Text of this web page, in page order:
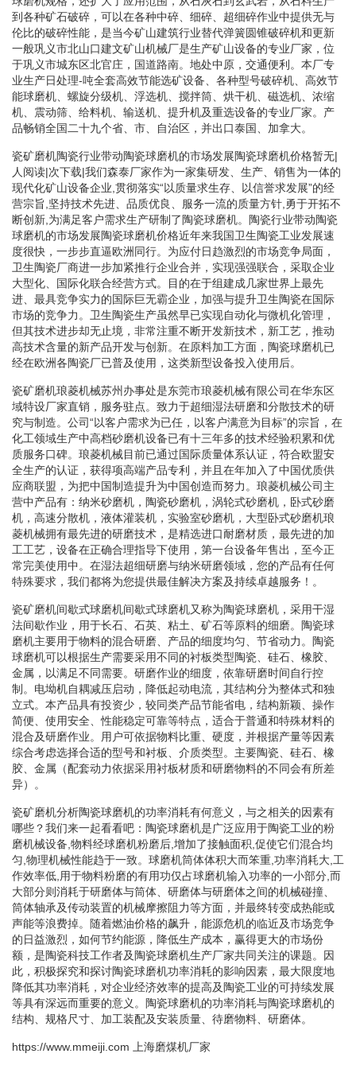
到各种矿石破碎，可以在各种中碎、细碎、超细碎作业中提供无与
伦比的破碎性能，是当今矿山建筑行业替代弹簧圆锥破碎机和更新
一般巩义市北山口建文矿山机械厂是生产矿山设备的专业厂家，位
于巩义市城东区北官庄，国道路南。地处中原，交通便利。本厂专
业生产日处理-吨全套高效节能选矿设备、各种型号破碎机、高效节
能球磨机、螺旋分级机、浮选机、搅拌筒、烘干机、磁选机、浓缩
机、震动筛、给料机、输送机、提升机及重选设备的专业厂家。产
品畅销全国二十九个省、市、自治区，并出口泰国、加拿大。
瓷矿磨机陶瓷行业带动陶瓷球磨机的市场发展陶瓷球磨机价格暂无|
人阅读|次下载|我们森泰厂家作为一家集研发、生产、销售为一体的
现代化矿山设备企业,贯彻落实“以质量求生存、以信誉求发展”的经
营宗旨,坚持技术先进、品质优良、服务一流的质量方针,勇于开拓不
断创新,为满足客户需求生产研制了陶瓷球磨机。陶瓷行业带动陶瓷
球磨机的市场发展陶瓷球磨机价格近年来我国卫生陶瓷工业发展速
度很快，一步步直逼欧洲同行。为应付日趋激烈的市场竞争局面，
卫生陶瓷厂商进一步加紧推行企业合并，实现强强联合，采取企业
大型化、国际化联合经营方式。目的在于组建成几家世界上最先
进、最具竞争实力的国际巨无霸企业，加强与提升卫生陶瓷在国际
市场的竞争力。卫生陶瓷生产虽然早已实现自动化与微机化管理，
但其技术进步却无止境，非常注重不断开发新技术，新工艺，推动
高技术含量的新产品开发与创新。在原料加工方面，陶瓷球磨机已
经在欧洲各陶瓷厂已普及使用，这类新型设备投入使用后。
瓷矿磨机琅菱机械苏州办事处是东莞市琅菱机械有限公司在华东区
域特设厂家直销，服务驻点。致力于超细湿法研磨和分散技术的研
究与制造。公司“以客户需求为已任，以客户满意为目标”的宗旨，在
化工领域生产中高档砂磨机设备已有十三年多的技术经验积累和优
质服务口碑。琅菱机械目前已通过国际质量体系认证，符合欧盟安
全生产的认证，获得项高端产品专利，并且在年加入了中国优质供
应商联盟，为把中国制造提升为中国创造而努力。琅菱机械公司主
营中产品有：纳米砂磨机，陶瓷砂磨机，涡轮式砂磨机，卧式砂磨
机，高速分散机，液体灌装机，实验室砂磨机，大型卧式砂磨机琅
菱机械拥有最先进的研磨技术，是精选进口耐磨材质，最先进的加
工工艺，设备在正确合理指导下使用，第一台设备年售出，至今正
常完美使用中。在湿法超细研磨与纳米研磨领域，您的产品有任何
特殊要求，我们都将为您提供最佳解决方案及持续卓越服务！。
瓷矿磨机间歇式球磨机间歇式球磨机又称为陶瓷球磨机，采用干湿
法间歇作业，用于长石、石英、粘土、矿石等原料的细磨。陶瓷球
磨机主要用于物料的混合研磨、产品的细度均匀、节省动力。陶瓷
球磨机可以根据生产需要采用不同的衬板类型陶瓷、硅石、橡胶、
金属，以满足不同需要。研磨作业的细度，依靠研磨时间自行控
制。电坳机自耦减压启动，降低起动电流，其结构分为整体式和独
立式。本产品具有投资少，较同类产品节能省电，结构新颖、操作
简便、使用安全、性能稳定可靠等特点，适合于普通和特殊材料的
混合及研磨作业。用户可依据物料比重、硬度，并根据产量等因素
综合考虑选择合适的型号和衬板、介质类型。主要陶瓷、硅石、橡
胶、金属（配套动力依据采用衬板材质和研磨物料的不同会有所差
异）。
瓷矿磨机分析陶瓷球磨机的功率消耗有何意义，与之相关的因素有
哪些？我们来一起看看吧：陶瓷球磨机是广泛应用于陶瓷工业的粉
磨机械设备,物料经球磨机粉磨后,增加了接触面积,促使它们混合均
匀,物理机械性能趋于一致。球磨机筒体体积大而笨重,功率消耗大,工
作效率低,用于物料粉磨的有用功仅占球磨机输入功率的一小部分,而
大部分则消耗于研磨体与筒体、研磨体与研磨体之间的机械碰撞、
筒体轴承及传动装置的机械摩擦阻力等方面，并最终转变成热能或
声能等浪费掉。随着燃油价格的飙升，能源危机的临近及市场竞争
的日益激烈，如何节约能源，降低生产成本，赢得更大的市场份
额，是陶瓷科技工作者及陶瓷球磨机生产厂家共同关注的课题。因
此，积极探究和探讨陶瓷球磨机功率消耗的影响因素，最大限度地
降低其功率消耗，对企业经济效率的提高及陶瓷工业的可持续发展
等具有深远而重要的意义。陶瓷球磨机的功率消耗与陶瓷球磨机的
结构、规格尺寸、加工装配及安装质量、待磨物料、研磨体。
https://www.mmeiji.com 上海磨煤机厂家